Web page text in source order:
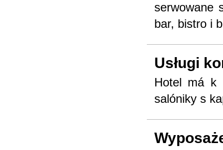
serwowane
bar, bistro i
Usługi
Hotel má k
salóniky s